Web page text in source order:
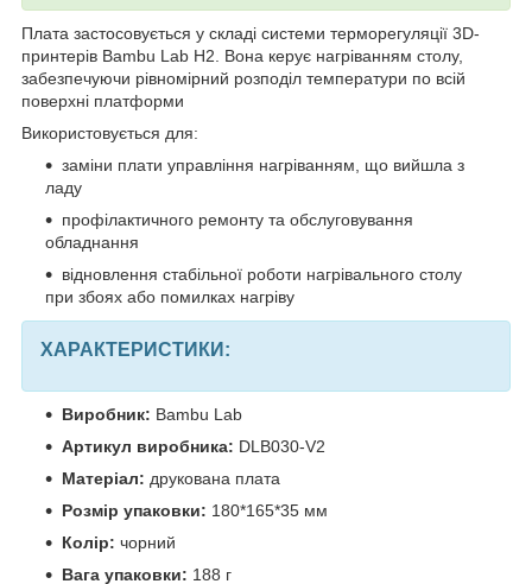
Плата застосовується у складі системи терморегуляції 3D-
принтерів Bambu Lab H2. Вона керує нагріванням столу,
забезпечуючи рівномірний розподіл температури по всій
поверхні платформи
Використовується для:
заміни плати управління нагріванням, що вийшла з
ладу
профілактичного ремонту та обслуговування
обладнання
відновлення стабільної роботи нагрівального столу
при збоях або помилках нагріву
ХАРАКТЕРИСТИКИ:
Виробник: Bambu Lab
Артикул виробника: DLB030-V2
Матеріал: друкована плата
Розмір упаковки: 180*165*35 мм
Колір: чорний
Вага упаковки: 188 г